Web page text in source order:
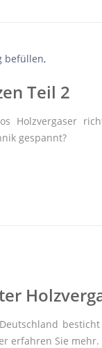
Teil 2
Holzvergaser
gespannt?
erfahren Sie mehr.